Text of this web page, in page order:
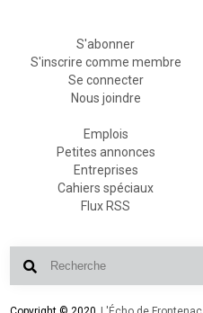
S'abonner
S'inscrire comme membre
Se connecter
Nous joindre
Emplois
Petites annonces
Entreprises
Cahiers spéciaux
Flux RSS